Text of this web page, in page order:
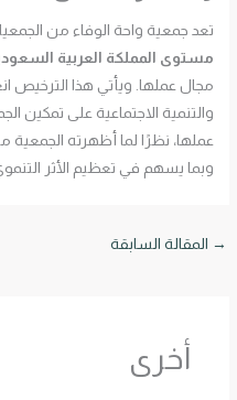
تعد جمعية واحة الوفاء من
مستوى المملكة العربية
مجال عملها. ويأتي هذا الترخيص
والتنمية الاجتماعية على تمكين
عملها، نظرًا لما أظهرته الجمعية
وبما يسهم في تعظيم الأثر
→ المقالة السابقة
أخرى